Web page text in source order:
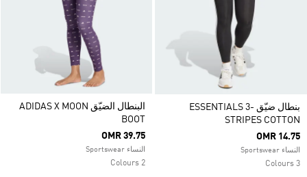
بنطال ضيّق ESSENTIALS 3-
STRIPES COTTON
OMR 14.75
النساء Sportswear
3 Colours
البنطال الضيّق ADIDAS X MOON
BOOT
OMR 39.75
النساء Sportswear
2 Colours